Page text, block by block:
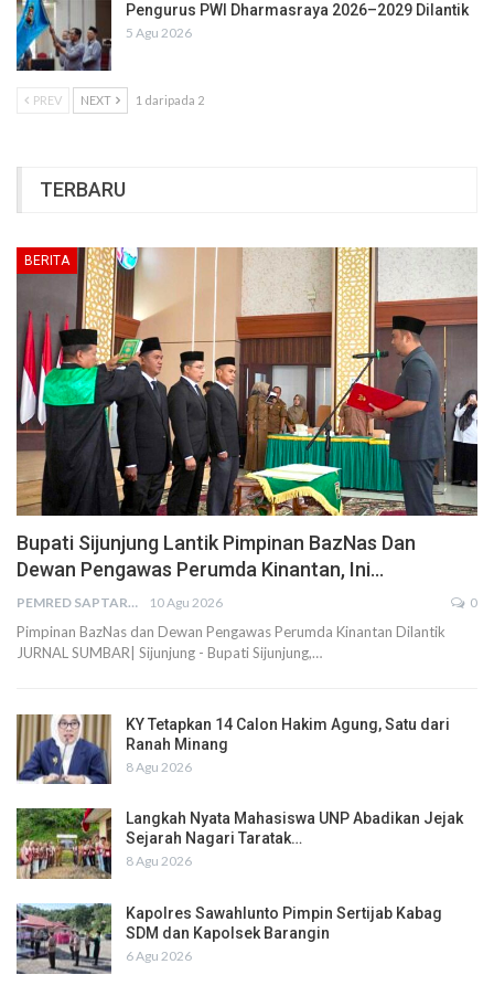
Pengurus PWI Dharmasraya 2026–2029 Dilantik
5 Agu 2026
PREV NEXT 1 daripada 2
TERBARU
BERITA
Bupati Sijunjung Lantik Pimpinan BazNas Dan
Dewan Pengawas Perumda Kinantan, Ini…
PEMRED SAPTARIUS 10 Agu 2026 0
Pimpinan BazNas dan Dewan Pengawas Perumda Kinantan Dilantik
JURNAL SUMBAR| Sijunjung - Bupati Sijunjung,…
KY Tetapkan 14 Calon Hakim Agung, Satu dari
Ranah Minang
8 Agu 2026
Langkah Nyata Mahasiswa UNP Abadikan Jejak
Sejarah Nagari Taratak…
8 Agu 2026
Kapolres Sawahlunto Pimpin Sertijab Kabag
SDM dan Kapolsek Barangin
6 Agu 2026